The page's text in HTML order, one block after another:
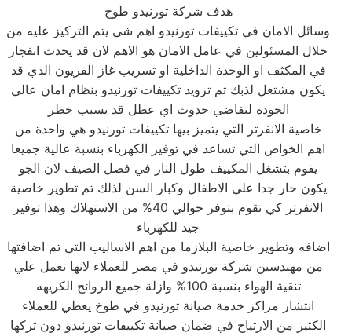
هدف شركة تورنيدو طوخ
وسائل الامان في تكييفات تورنيدو اهم شي يتم التركيز عليه من
خلال المسئولين في عامل الامان هو الاهم لان قد يحدث انفجار
في المكثف او الوحدة الداخلية او تسريب غاز الفريون الذي قد
يكون مشتعل لذبك تم تزويد تكييفات تورنيدو بنظام امان عالي
الجوده لتفاضي حدوث اي عطل قد يسبب خطر
خاصية الانفرتر التي يتميز بيها تكييفات تورنيدو هي واحدة من
اهم الخواص التي تساعد في توفير الكهرباء بنسبة عالية جميعا
يقوم بتشغل المكييف طول النار في فصل الصيف لان الجو
يكون حار جدا علي الاطفال وكبار السن لذلك تم تطوير خاصية
الانفرتر كي تقوم بتوفر حوالي 40% من الاستهلاك وهذا توفير
جيد للكهرباء
اضافه وتطوير خاصية البلازما من اهم الاساليب التي تم اضافتها
من مهندسين شركة تورنيدو في مصر للعملاء لانها تعمل علي
تنقية الهواء بنسبة 100% وازلة جميع الروائح الكريهه
انتشار مراكز خدمة صيانة تورنيدو في طوخ يعطي للعملاء
الكثير من الارتياح في ضمان صيانة تكييفات تورنيدو دون تركها